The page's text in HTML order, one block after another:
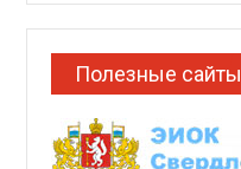
Полезные сайты